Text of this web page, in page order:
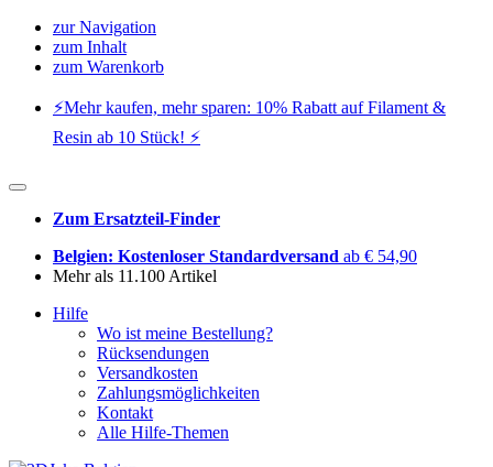
zur Navigation
zum Inhalt
zum Warenkorb
⚡️Mehr kaufen, mehr sparen: 10% Rabatt auf Filament &
Resin ab 10 Stück! ⚡️
Zum Ersatzteil-Finder
Belgien: Kostenloser Standardversand ab € 54,90
Mehr als 11.100 Artikel
Hilfe
Wo ist meine Bestellung?
Rücksendungen
Versandkosten
Zahlungsmöglichkeiten
Kontakt
Alle Hilfe-Themen